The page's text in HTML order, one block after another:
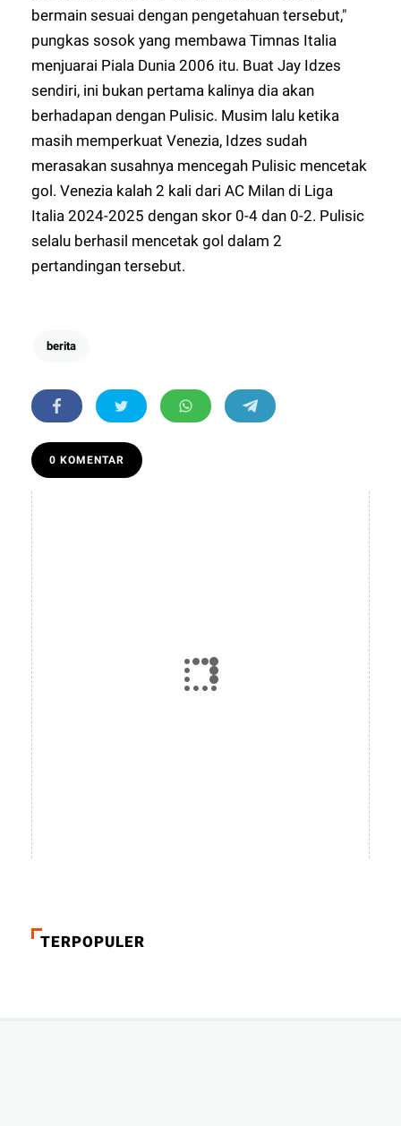
bermain sesuai dengan pengetahuan tersebut,"
pungkas sosok yang membawa Timnas Italia
menjuarai Piala Dunia 2006 itu. Buat Jay Idzes
sendiri, ini bukan pertama kalinya dia akan
berhadapan dengan Pulisic. Musim lalu ketika
masih memperkuat Venezia, Idzes sudah
merasakan susahnya mencegah Pulisic mencetak
gol. Venezia kalah 2 kali dari AC Milan di Liga
Italia 2024-2025 dengan skor 0-4 dan 0-2. Pulisic
selalu berhasil mencetak gol dalam 2
pertandingan tersebut.
berita
0 KOMENTAR
TERPOPULER